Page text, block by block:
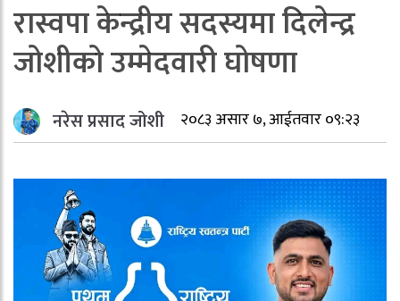
रास्वपा केन्द्रीय सदस्यमा दिलेन्द्र
जोशीको उम्मेदवारी घोषणा
नरेस प्रसाद जोशी २०८३ असार ७, आईतवार ०९:२३